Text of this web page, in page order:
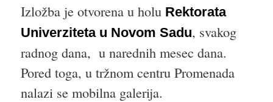
Izložba je otvorena u holu Rektorata
Univerziteta u Novom Sadu, svakog
radnog dana, u narednih mesec dana.
Pored toga, u tržnom centru Promenada
nalazi se mobilna galerija.